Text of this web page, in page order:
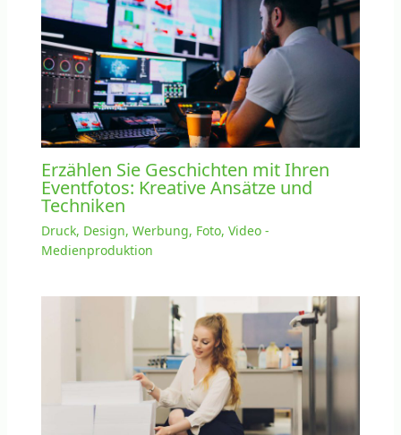
Erzählen Sie Geschichten mit Ihren
Eventfotos: Kreative Ansätze und
Techniken
Druck, Design, Werbung, Foto, Video -
Medienproduktion